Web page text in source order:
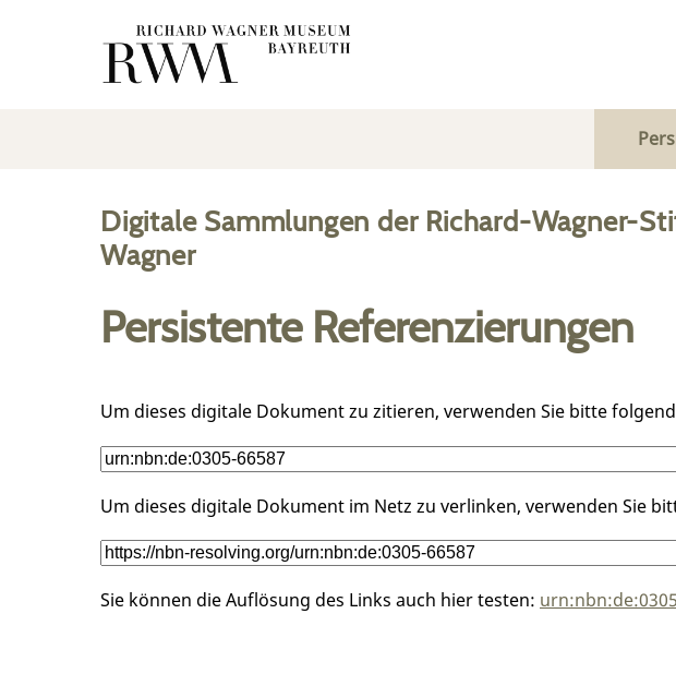
Digitale Sammlungen der Richard-Wagner-
Wagner
Persistente Referenzierungen
Um dieses digitale Dokument zu zitieren, verwenden Sie bitte
Um dieses digitale Dokument im Netz zu verlinken, verwenden Sie
Sie können die Auflösung des Links auch hier testen: